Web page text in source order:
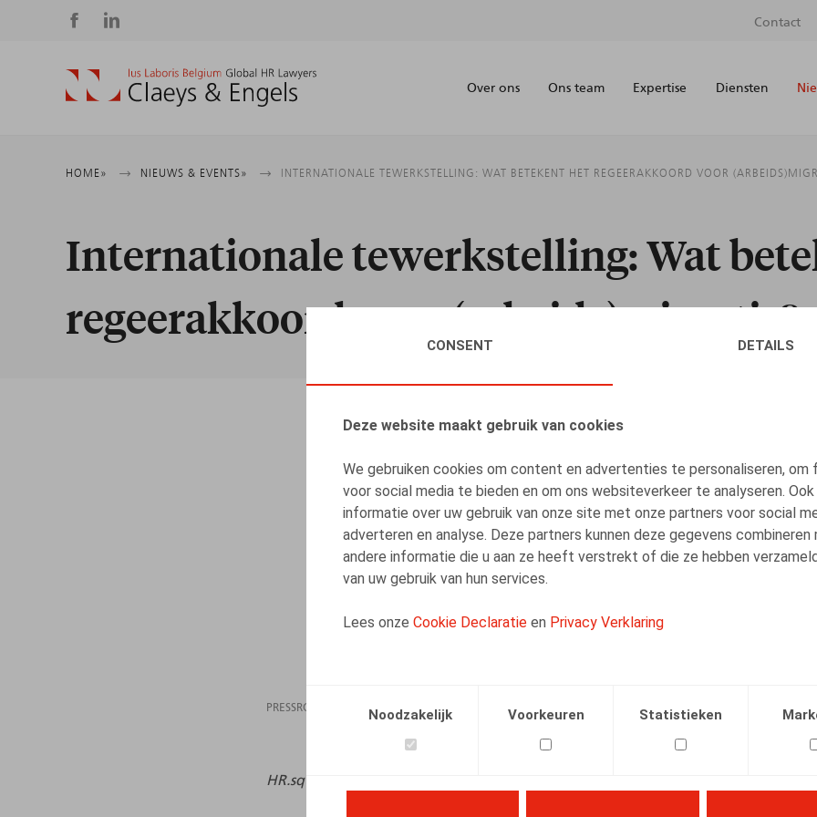
CONSENT DETAILS
Deze website maakt gebruik van cookies
We gebruiken cookies om content en advertenties te personaliseren, om
voor social media te bieden en om ons websiteverkeer te analyseren.
informatie over uw gebruik van onze site met onze partners voor social
adverteren en analyse. Deze partners kunnen deze gegevens combineren
andere informatie die u aan ze heeft verstrekt of die ze hebben
van uw gebruik van hun services.
Lees onze Cookie Declaratie en Privacy Verklaring
Noodzakelijk Voorkeuren Statistieken
Social
media
Contact
Over ons Ons team Expertise Diensten
Kruimelpad
HOME NIEUWS & EVENTS INTERNATIONALE TEWERKSTELLING: WAT BETEKENT HET REGEERAKKOORD VOOR
Internationale tewerkstelling: Wat
regeerakkoord voor (arbeids)migratie?
PRESSROOM 21.05.2025
HR.square (online),
An-Julie Van Dyck